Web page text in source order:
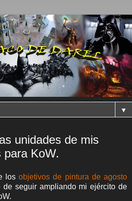
▼
unidades de mis
para KoW.
losobjetivos de pintura de agosto
de seguir ampliando mi ejército de